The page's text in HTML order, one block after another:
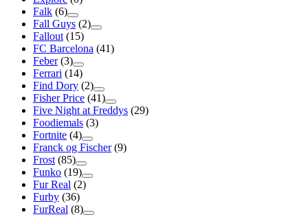
Falk (6)
Fall Guys (2)
Fallout (15)
FC Barcelona (41)
Feber (3)
Ferrari (14)
Find Dory (2)
Fisher Price (41)
Five Night at Freddys (29)
Foodiemals (3)
Fortnite (4)
Franck og Fischer (9)
Frost (85)
Funko (19)
Fur Real (2)
Furby (36)
FurReal (8)